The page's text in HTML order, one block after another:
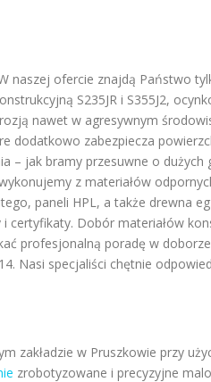
naszej ofercie znajdą Państwo
S235JR i S355J2,
nawet w agresywnym
dodatkowo zabezpiecza
– jak bramy przesuwne o dużych
z materiałów
paneli HPL, a także drewna
certyfikaty. Dobór materiałów
profesjonalną poradę w
Nasi specjaliści chętnie
zakładzie w Pruszkowie przy
zrobotyzowane i precyzyjne